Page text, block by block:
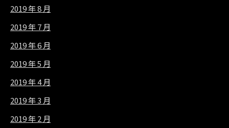
2019 年 8 月
2019 年 7 月
2019 年 6 月
2019 年 5 月
2019 年 4 月
2019 年 3 月
2019 年 2 月